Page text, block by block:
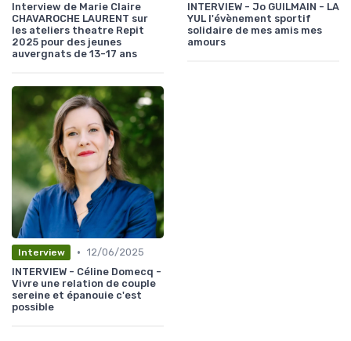
Interview de Marie Claire
CHAVAROCHE LAURENT sur
les ateliers theatre Repit
2025 pour des jeunes
auvergnats de 13-17 ans
INTERVIEW - Jo GUILMAIN - LA
YUL l'évènement sportif
solidaire de mes amis mes
amours
Interview • 12/06/2025
INTERVIEW - Céline Domecq -
Vivre une relation de couple
sereine et épanouie c'est
possible